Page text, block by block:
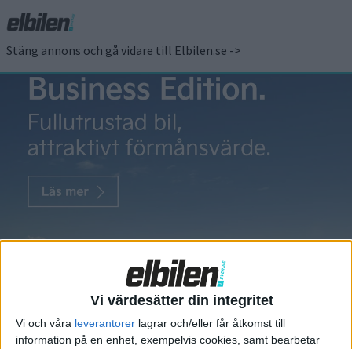
Vi värdesätter din integritet
Vi och våra leverantorer lagrar och/eller får åtkomst till
information på en enhet, exempelvis cookies, samt bearbetar
Stäng annons och gå vidare till Elbilen.se ->
BASF
BASF och
WeLion
utvecklar solid
state-batteri
med extrem
energitäthet